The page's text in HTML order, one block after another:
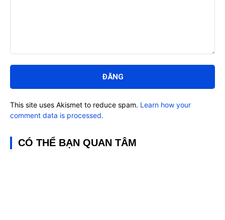
luận:
This site uses Akismet to reduce spam. Learn how your
comment data is processed.
CÓ THỂ BẠN QUAN TÂM